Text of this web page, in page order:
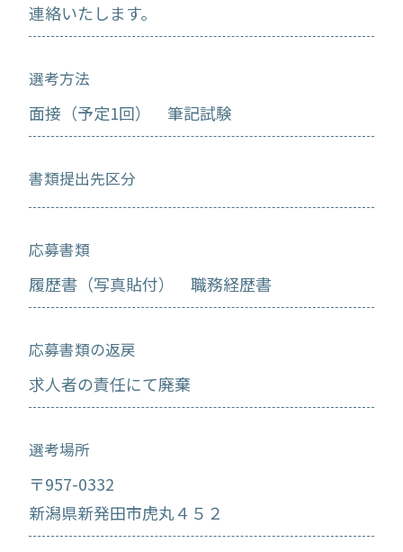
連絡いたします。
選考方法
面接（予定1回） 筆記試験
書類提出先区分
応募書類
履歴書（写真貼付） 職務経歴書
応募書類の返戻
求人者の責任にて廃棄
選考場所
〒957-0332
新潟県新発田市虎丸４５２